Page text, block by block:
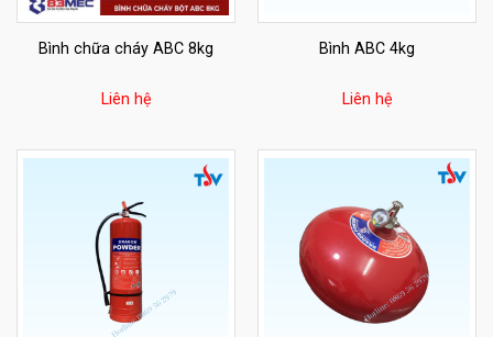
Bình chữa cháy ABC 8kg
Liên hệ
Bình ABC 4kg
Liên hệ